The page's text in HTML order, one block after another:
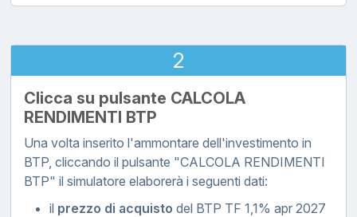
2
Clicca su pulsante CALCOLA
RENDIMENTI BTP
Una volta inserito l'ammontare dell'investimento in
BTP, cliccando il pulsante "CALCOLA RENDIMENTI
BTP" il simulatore elaborerà i seguenti dati:
il prezzo di acquisto del BTP TF 1,1% apr 2027